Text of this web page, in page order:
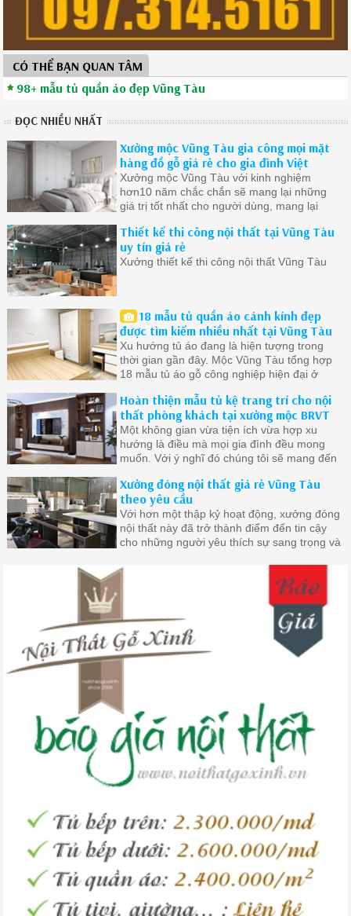
CÓ THỂ BẠN QUAN TÂM
98+ mẫu tủ quần áo đẹp Vũng Tàu
ĐỌC NHIỀU NHẤT
Xưởng mộc Vũng Tàu gia công mọi mặt
hàng đồ gỗ giá rẻ cho gia đình Việt
Xưởng mộc Vũng Tàu với kinh nghiệm
hơn10 năm chắc chắn sẽ mang lại những
giá trị tốt nhất cho người dùng, mang lại
Thiết kế thi công nội thất tại Vũng Tàu
uy tín giá rẻ
Xưởng thiết kế thi công nội thất Vũng Tàu
18 mẫu tủ quần áo cánh kính đẹp
được tìm kiếm nhiều nhất tại Vũng Tàu
Xu hướng tủ áo đang là hiện tượng trong
thời gian gần đây. Mộc Vũng Tàu tổng hợp
18 mẫu tủ áo gỗ công nghiệp hiện đại ở
Hoàn thiện mẫu tủ kệ trang trí cho nội
thất phòng khách tại xưởng mộc BRVT
Một không gian vừa tiện ích vừa hợp xu
hướng là điều mà mọi gia đình đều mong
muốn. Với ý nghĩ đó chúng tôi sẽ mang đến
nhất
Xưởng đóng nội thất giá rẻ Vũng Tàu
theo yêu cầu
Với hơn một thập kỷ hoạt động, xưởng đóng
nội thất này đã trở thành điểm đến tin cậy
cho những người yêu thích sự sang trọng và